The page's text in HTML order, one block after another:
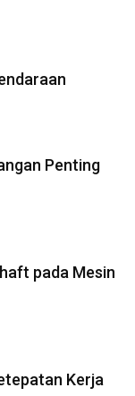
Penting
pada Mesin
Kerja